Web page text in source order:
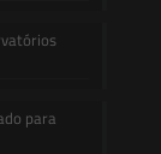
para